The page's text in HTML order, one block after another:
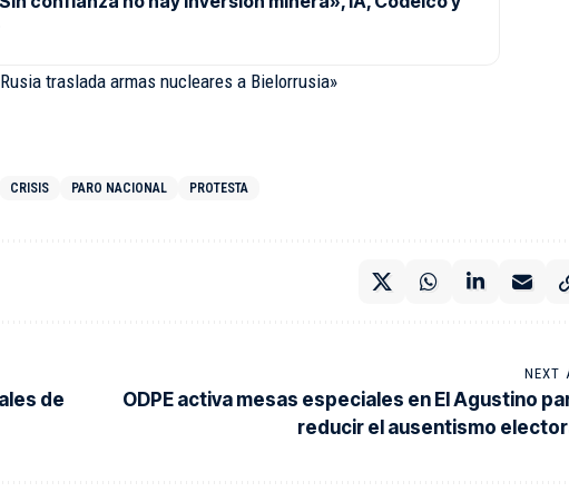
traslada armas nucleares a Bielorrusia»
CRISIS PARO NACIONAL PROTESTA
de
NEXT
ODPE activa mesas especiales en El Agustino
reducir el ausentismo